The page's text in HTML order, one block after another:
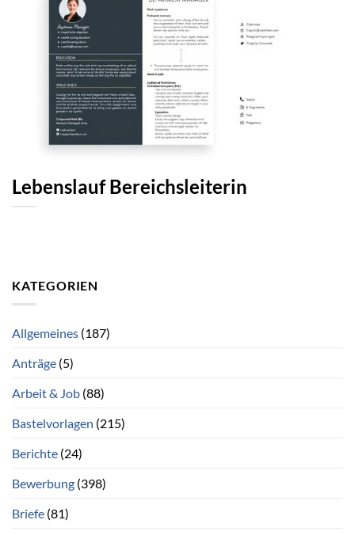
Lebenslauf Bereichsleiterin
KATEGORIEN
Allgemeines (187)
Anträge (5)
Arbeit & Job (88)
Bastelvorlagen (215)
Berichte (24)
Bewerbung (398)
Briefe (81)